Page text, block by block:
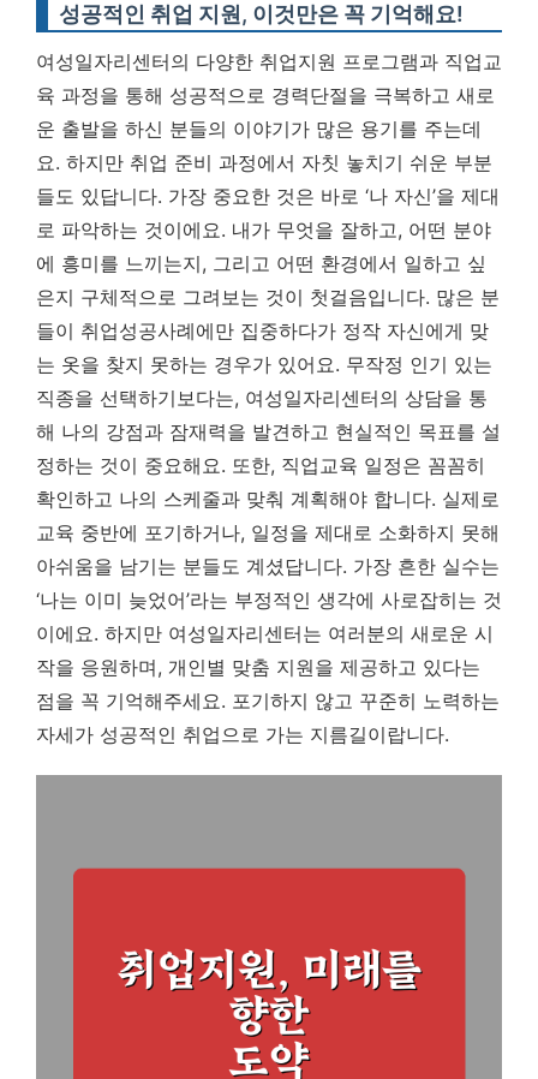
성공적인 취업 지원, 이것만은 꼭 기억해요!
여성일자리센터의 다양한 취업지원 프로그램과 직업교
육 과정을 통해 성공적으로 경력단절을 극복하고 새로
운 출발을 하신 분들의 이야기가 많은 용기를 주는데
요. 하지만 취업 준비 과정에서 자칫 놓치기 쉬운 부분
들도 있답니다. 가장 중요한 것은 바로 ‘나 자신’을 제대
로 파악하는 것이에요. 내가 무엇을 잘하고, 어떤 분야
에 흥미를 느끼는지, 그리고 어떤 환경에서 일하고 싶
은지 구체적으로 그려보는 것이 첫걸음입니다. 많은 분
들이 취업성공사례에만 집중하다가 정작 자신에게 맞
는 옷을 찾지 못하는 경우가 있어요. 무작정 인기 있는
직종을 선택하기보다는, 여성일자리센터의 상담을 통
해 나의 강점과 잠재력을 발견하고 현실적인 목표를 설
정하는 것이 중요해요. 또한, 직업교육 일정은 꼼꼼히
확인하고 나의 스케줄과 맞춰 계획해야 합니다. 실제로
교육 중반에 포기하거나, 일정을 제대로 소화하지 못해
아쉬움을 남기는 분들도 계셨답니다. 가장 흔한 실수는
‘나는 이미 늦었어’라는 부정적인 생각에 사로잡히는 것
이에요. 하지만 여성일자리센터는 여러분의 새로운 시
작을 응원하며, 개인별 맞춤 지원을 제공하고 있다는
점을 꼭 기억해주세요. 포기하지 않고 꾸준히 노력하는
자세가 성공적인 취업으로 가는 지름길이랍니다.